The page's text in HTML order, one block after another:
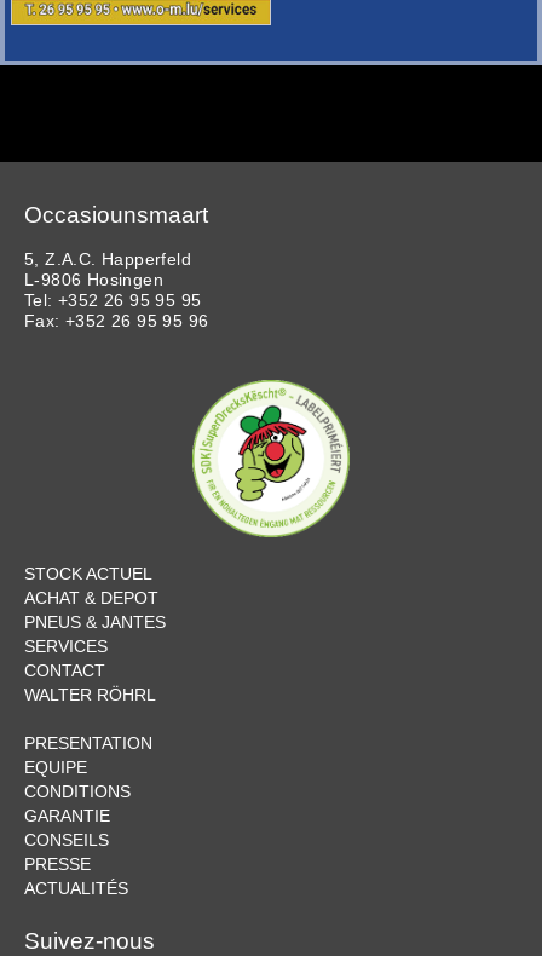
Occasiounsmaart
5, Z.A.C. Happerfeld
L-9806 Hosingen
Tel: +352 26 95 95 95
Fax: +352 26 95 95 96
STOCK ACTUEL
ACHAT & DEPOT
PNEUS & JANTES
SERVICES
CONTACT
WALTER RÖHRL
PRESENTATION
EQUIPE
CONDITIONS
GARANTIE
CONSEILS
PRESSE
ACTUALITÉS
Suivez-nous